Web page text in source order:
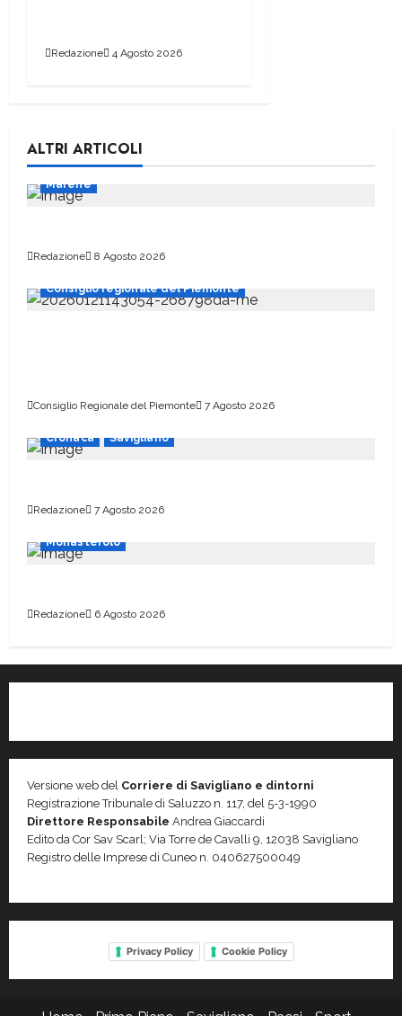
Redazione 4 Agosto 2026
ALTRI ARTICOLI
Marene
Redazione 8 Agosto 2026
Consiglio regionale del Piemonte
Consiglio Regionale del Piemonte 7 Agosto 2026
Cronaca Savigliano
Redazione 7 Agosto 2026
Monasterolo
Redazione 6 Agosto 2026
Versione web del Corriere di Savigliano e dintorni
Registrazione Tribunale di Saluzzo n. 117, del 5-3-1990
Direttore Responsabile Andrea Giaccardi
Edito da Cor Sav Scarl; Via Torre de Cavalli 9, 12038 Savigliano
Registro delle Imprese di Cuneo n. 040627500049
Privacy Policy Cookie Policy